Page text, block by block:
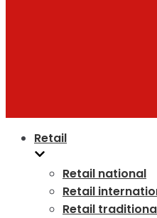
Retail
Retail national
Retail
Retail